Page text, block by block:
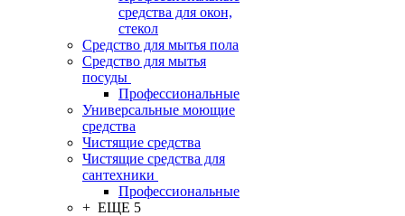
средства для окон,
стекол
Средство для мытья пола
Средство для мытья
посуды
Профессиональные
Универсальные моющие
средства
Чистящие средства
Чистящие средства для
сантехники
Профессиональные
+ ЕЩЕ 5